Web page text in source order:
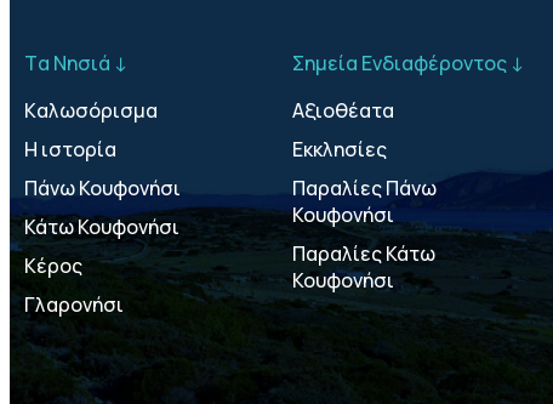
Tα Νησιά ↓
Kαλωσόρισμα
Η ιστορία
Πάνω Κουφονήσι
Κάτω Κουφονήσι
Κέρος
Γλαρονήσι
Σημεία Ενδιαφέροντος ↓
Αξιοθέατα
Εκκλησίες
Παραλίες Πάνω
Κουφονήσι
Παραλίες Κάτω
Κουφονήσι